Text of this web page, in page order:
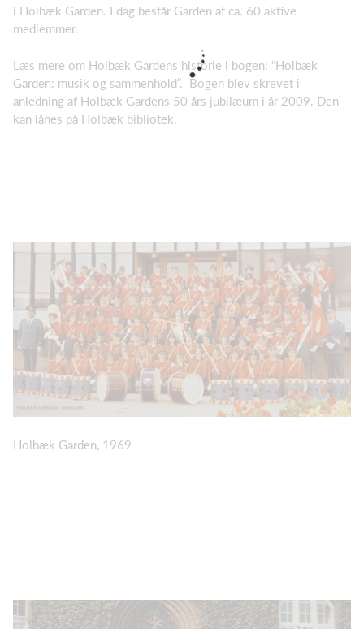
i Holbæk Garden. I dag består Garden af ca. 60 aktive
medlemmer.
Læs mere om Holbæk Gardens historie i bogen: “Holbæk
Garden: musik og sammenhold”. Bogen blev skrevet i
anledning af Holbæk Gardens 50 års jubilæum i år 2009. Den
kan lånes på Holbæk bibliotek.
Holbæk Garden, 1969